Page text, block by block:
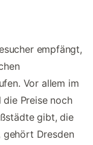
empfängt,
Vor allem im
die Preise noch
gibt, die
gehört Dresden